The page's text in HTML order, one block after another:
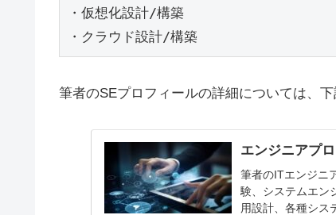
・仮想化設計/構築
・クラウド設計/構築
筆者のSEプロフィールの詳細については、下
エンジニアプ
筆者のITエンジニ
験、システムエン
用設計、各種シス